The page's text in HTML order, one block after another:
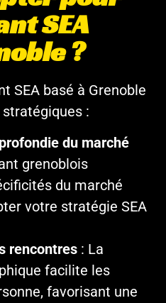
SEA
?
SEA basé à Grenoble
:
du marché
grenoblois
du marché
votre stratégie SEA
rencontres : La
facilite les
favorisant une